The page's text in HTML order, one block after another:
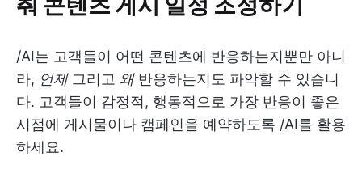
/AI는 고객들이 어떤 콘텐츠에 반응하는지뿐만 아니
라, 언제그리고 왜반응하는지도 파악할 수 있습니
다. 고객들이 감정적, 행동적으로 가장 반응이 좋은
시점에 게시물이나 캠페인을 예약하도록 /AI를 활용
하세요.